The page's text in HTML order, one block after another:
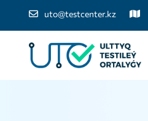
uto@testcenter.kz